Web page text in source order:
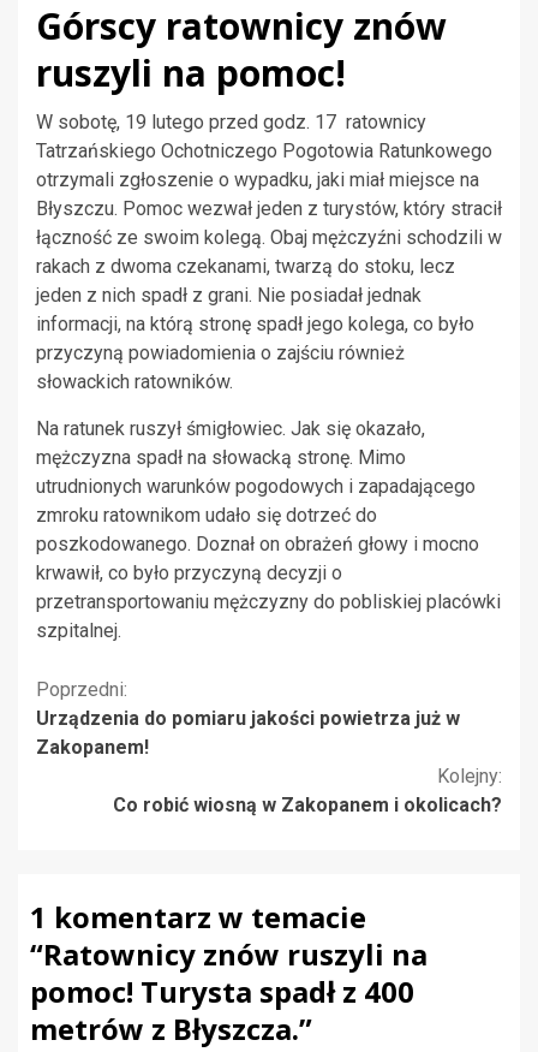
Górscy ratownicy znów
ruszyli na pomoc!
W sobotę, 19 lutego przed godz. 17 ratownicy
Tatrzańskiego Ochotniczego Pogotowia Ratunkowego
otrzymali zgłoszenie o wypadku, jaki miał miejsce na
Błyszczu. Pomoc wezwał jeden z turystów, który stracił
łączność ze swoim kolegą. Obaj mężczyźni schodzili w
rakach z dwoma czekanami, twarzą do stoku, lecz
jeden z nich spadł z grani. Nie posiadał jednak
informacji, na którą stronę spadł jego kolega, co było
przyczyną powiadomienia o zajściu również
słowackich ratowników.
Na ratunek ruszył śmigłowiec. Jak się okazało,
mężczyzna spadł na słowacką stronę. Mimo
utrudnionych warunków pogodowych i zapadającego
zmroku ratownikom udało się dotrzeć do
poszkodowanego. Doznał on obrażeń głowy i mocno
krwawił, co było przyczyną decyzji o
przetransportowaniu mężczyzny do pobliskiej placówki
szpitalnej.
Kontynuuj
czytanie
Poprzedni:
Urządzenia do pomiaru jakości powietrza już w
Zakopanem!
Kolejny:
Co robić wiosną w Zakopanem i okolicach?
1 komentarz w temacie
“Ratownicy znów ruszyli na
pomoc! Turysta spadł z 400
metrów z Błyszcza.”